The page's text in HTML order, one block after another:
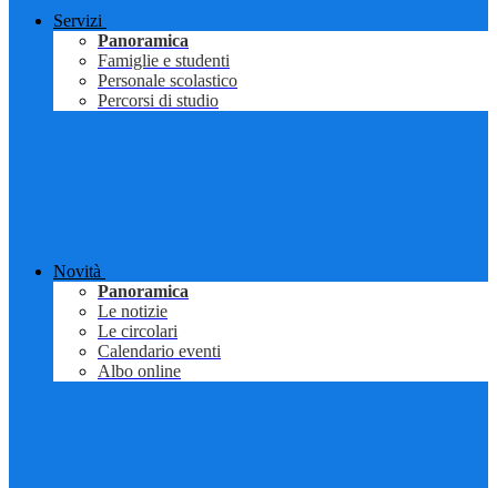
Servizi
Panoramica
Famiglie e studenti
Personale scolastico
Percorsi di studio
Novità
Panoramica
Le notizie
Le circolari
Calendario eventi
Albo online